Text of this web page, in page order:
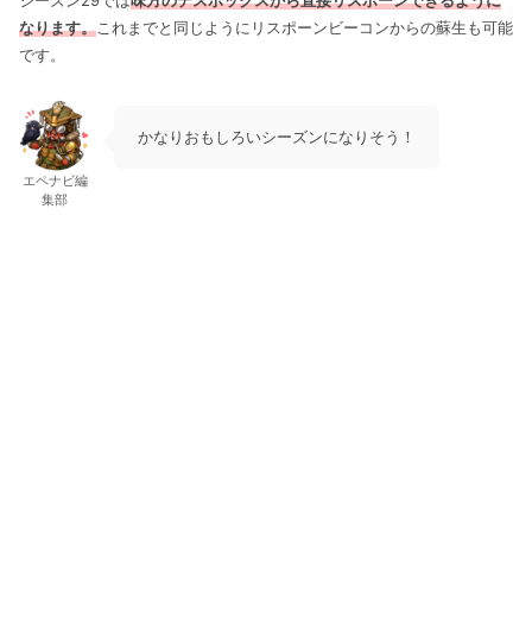
なります。これまでと同じようにリスポーンビーコンからの蘇生も可能
です。
エペナビ編
集部
かなりおもしろいシーズンになりそう！